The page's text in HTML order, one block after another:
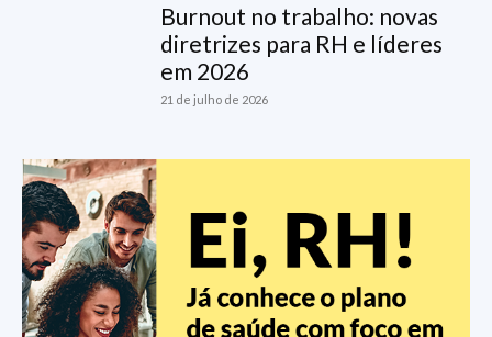
Burnout no trabalho: novas
diretrizes para RH e líderes
em 2026
21 de julho de 2026